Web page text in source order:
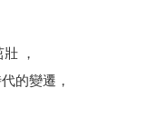
，
的變遷，